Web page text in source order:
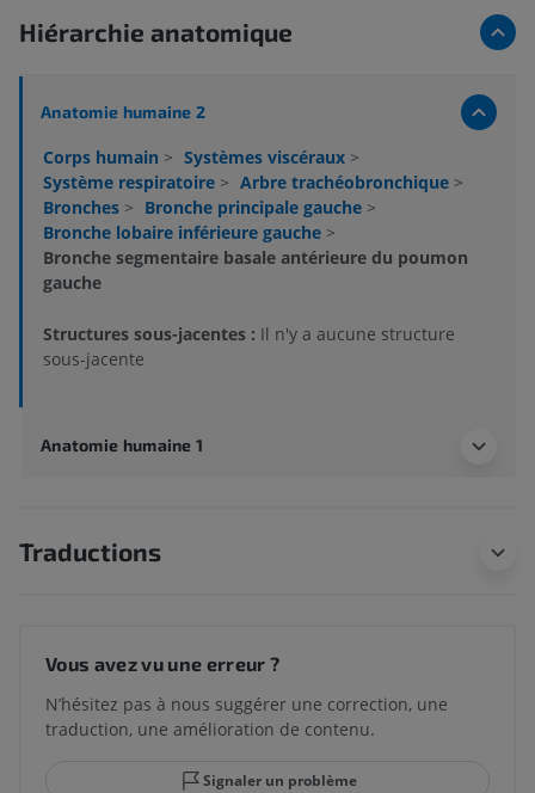
Hiérarchie anatomique
Anatomie humaine 2
Corps humain > Systèmes viscéraux >
Système respiratoire > Arbre trachéobronchique >
Bronches > Bronche principale gauche >
Bronche lobaire inférieure gauche >
Bronche segmentaire basale antérieure du poumon
gauche
Structures sous-jacentes : Il n'y a aucune structure
sous-jacente
Anatomie humaine 1
Traductions
Vous avez vu une erreur ?
N’hésitez pas à nous suggérer une correction, une
traduction, une amélioration de contenu.
Signaler un problème